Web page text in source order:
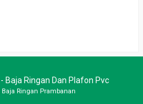
- Baja Ringan Dan Plafon Pvc
Baja Ringan Prambanan